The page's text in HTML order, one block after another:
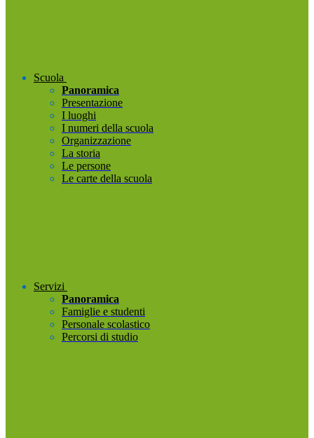
Scuola
Panoramica
Presentazione
I luoghi
I numeri della scuola
Organizzazione
La storia
Le persone
Le carte della scuola
Servizi
Panoramica
Famiglie e studenti
Personale scolastico
Percorsi di studio